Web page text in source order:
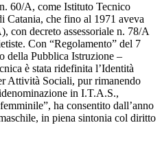
60/A, come Istituto Tecnico
Catania, che fino al 1971 aveva
con decreto assessoriale n. 78/A
Con “Regolamento” del 7
della Pubblica Istruzione –
è stata ridefinita l’Identità
Attività Sociali, pur rimanendo
in I.T.A.S.,
ha consentito dall’anno
in piena sintonia col diritto